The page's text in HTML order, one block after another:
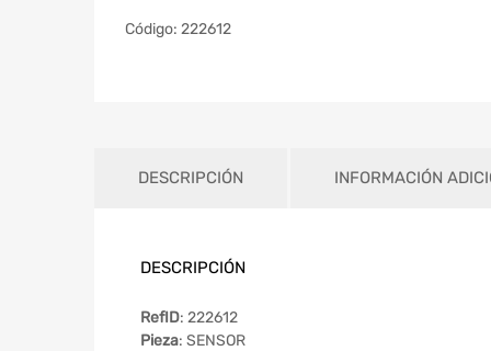
Código: 222612
DESCRIPCIÓN INFORMACIÓN
DESCRIPCIÓN
RefID: 222612
Pieza: SENSOR